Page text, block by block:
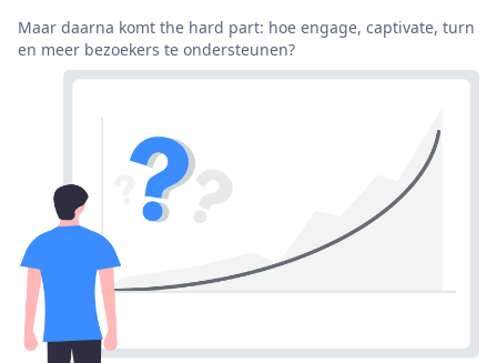
Maar daarna komt the hard part: hoe engage, captivate, turn
en meer bezoekers te ondersteunen?